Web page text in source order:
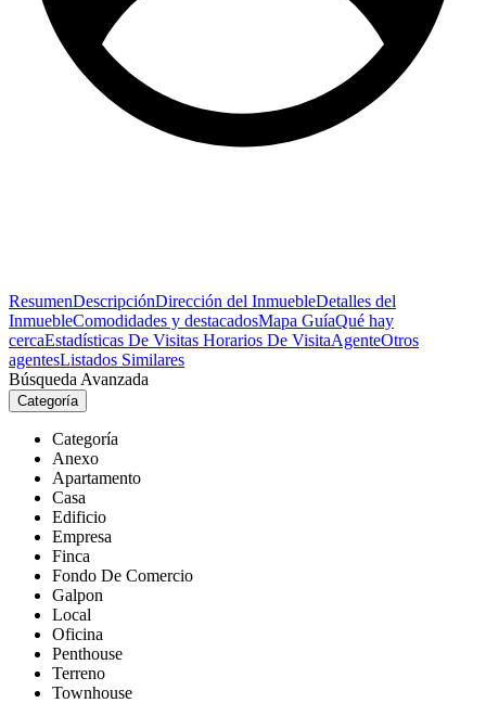
ResumenDescripciónDirección del InmuebleDetalles del
InmuebleComodidades y destacadosMapa GuíaQué hay
cercaEstadísticas De Visitas Horarios De VisitaAgenteOtros
agentesListados Similares
Búsqueda Avanzada
Categoría
Categoría
Anexo
Apartamento
Casa
Edificio
Empresa
Finca
Fondo De Comercio
Galpon
Local
Oficina
Penthouse
Terreno
Townhouse